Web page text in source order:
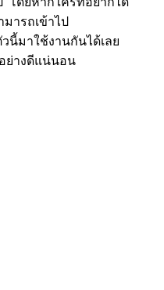
ารถเข้าไป
วนี้มาใช้งานกันได้เลย
ย่างดีแน่นอน